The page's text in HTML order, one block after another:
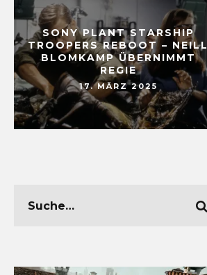
SONY PLANT STARSHIP
TROOPERS REBOOT – NEILL
BLOMKAMP ÜBERNIMMT
REGIE
17. MÄRZ 2025